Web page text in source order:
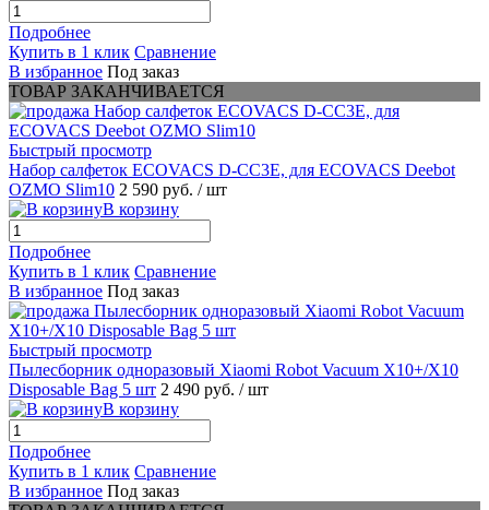
Подробнее
Купить в 1 клик Сравнение
В избранное Под заказ
ТОВАР ЗАКАНЧИВАЕТСЯ
Быстрый просмотр
Набор салфеток ECOVACS D-CC3E, для ECOVACS Deebot
OZMO Slim10 2 590 руб. / шт
В корзину
Подробнее
Купить в 1 клик Сравнение
В избранное Под заказ
Быстрый просмотр
Пылесборник одноразовый Xiaomi Robot Vacuum X10+/X10
Disposable Bag 5 шт 2 490 руб. / шт
В корзину
Подробнее
Купить в 1 клик Сравнение
В избранное Под заказ